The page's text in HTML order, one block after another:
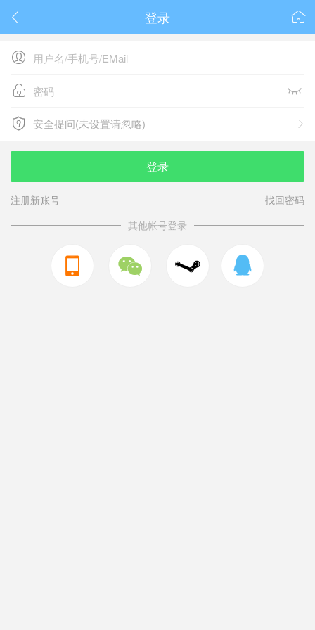
 
登录

 
 
安全提问(未设置请忽略)
安全提问(未设置请忽略)
登录
注册新账号
找回密码
其他帐号登录
  